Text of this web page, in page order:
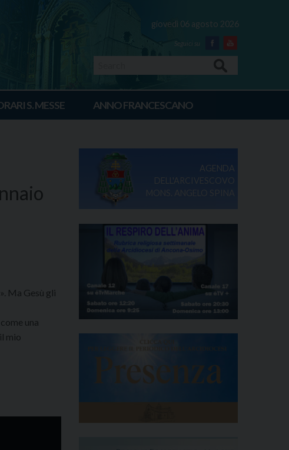
giovedì 06 agosto 2026
Facebook
Youtube
S. MESSE ANNO FRANCESCANO
Ma Gesù gli
una
mio
AGENDA
DELL'ARCIVESCOVO